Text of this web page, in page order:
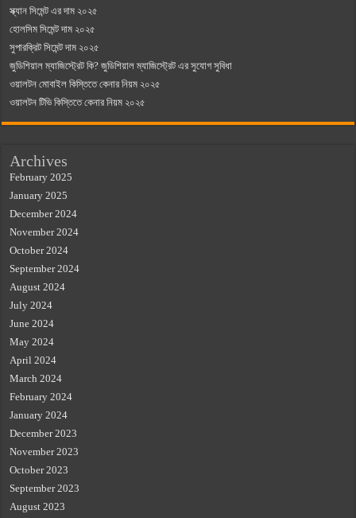
স্ক্যান সিমেন্ট এর দাম ২০২৫
হোলসিম সিমেন্ট দাম ২০২৫
সুপারক্রিট সিমেন্ট দাম ২০২৫
জুডিশিয়াল ম্যাজিস্ট্রেট কি? জুডিশিয়াল ম্যাজিস্ট্রেট এর সুযোগ সুবিধা
ওয়ালটন মোবাইল কিস্তিতে কেনার নিয়ম ২০২৫
ওয়ালটন টিভি কিস্তিতে কেনার নিয়ম ২০২৫
Archives
February 2025
January 2025
December 2024
November 2024
October 2024
September 2024
August 2024
July 2024
June 2024
May 2024
April 2024
March 2024
February 2024
January 2024
December 2023
November 2023
October 2023
September 2023
August 2023